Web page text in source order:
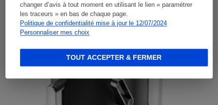
changer d’avis à tout moment en utilisant le lien « paramétrer
les traceurs » en bas de chaque page.
Politique de confidentialité mise à jour le 12/07/2024
Personnaliser mes choix
TOUT ACCEPTER & FERMER